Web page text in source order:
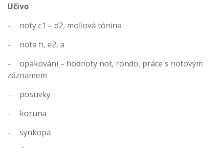
Učivo
– noty c1 – d2, mollová tónina
– nota h, e2, a
– opakování – hodnoty not, rondo, práce s notovým
záznamem
– posuvky
– koruna
– synkopa